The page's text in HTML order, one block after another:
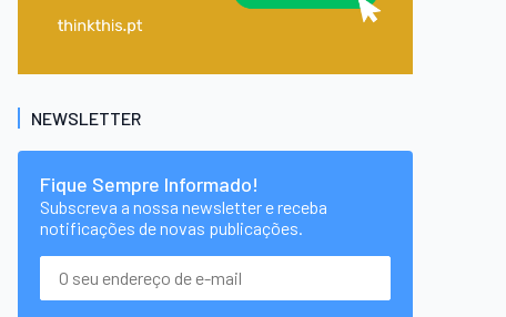
NEWSLETTER
Fique Sempre Informado!
Subscreva a nossa newsletter e receba
notificações de novas publicações.